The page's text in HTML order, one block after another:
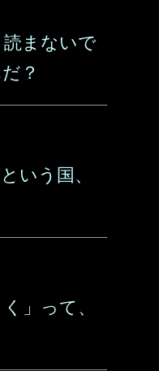
まないで
？
いう国、
」って、